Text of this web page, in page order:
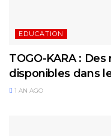
EDUCATION
TOGO-KARA :
disponibles dans
1 AN AGO